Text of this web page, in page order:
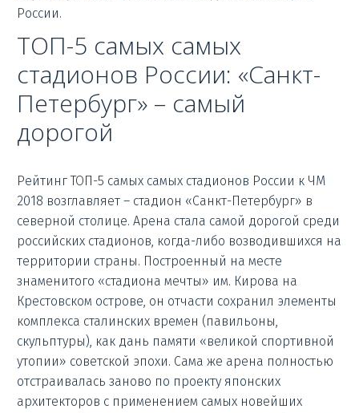
России.
ТОП-5 самых самых
стадионов России: «Санкт-
Петербург» – самый
дорогой
Рейтинг ТОП-5 самых самых стадионов России к ЧМ
2018 возглавляет – стадион «Санкт-Петербург» в
северной столице. Арена стала самой дорогой среди
российских стадионов, когда-либо возводившихся на
территории страны. Построенный на месте
знаменитого «стадиона мечты» им. Кирова на
Крестовском острове, он отчасти сохранил элементы
комплекса сталинских времен (павильоны,
скульптуры), как дань памяти «великой спортивной
утопии» советской эпохи. Сама же арена полностью
отстраивалась заново по проекту японских
архитекторов с применением самых новейших